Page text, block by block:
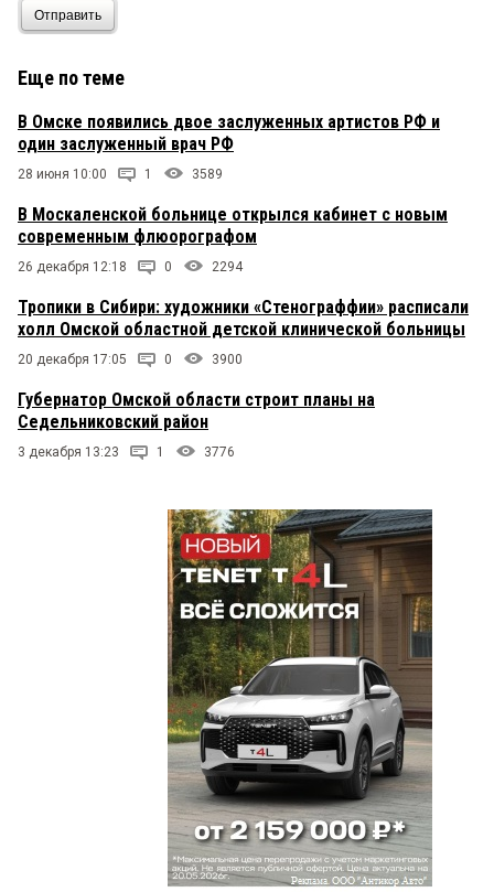
Отправить
Еще по теме
В Омске появились двое заслуженных артистов РФ и
один заслуженный врач РФ
28 июня 10:00 1 3589
В Москаленской больнице открылся кабинет с новым
современным флюорографом
26 декабря 12:18 0 2294
Тропики в Сибири: художники «Стенограффии» расписали
холл Омской областной детской клинической больницы
20 декабря 17:05 0 3900
Губернатор Омской области строит планы на
Седельниковский район
3 декабря 13:23 1 3776